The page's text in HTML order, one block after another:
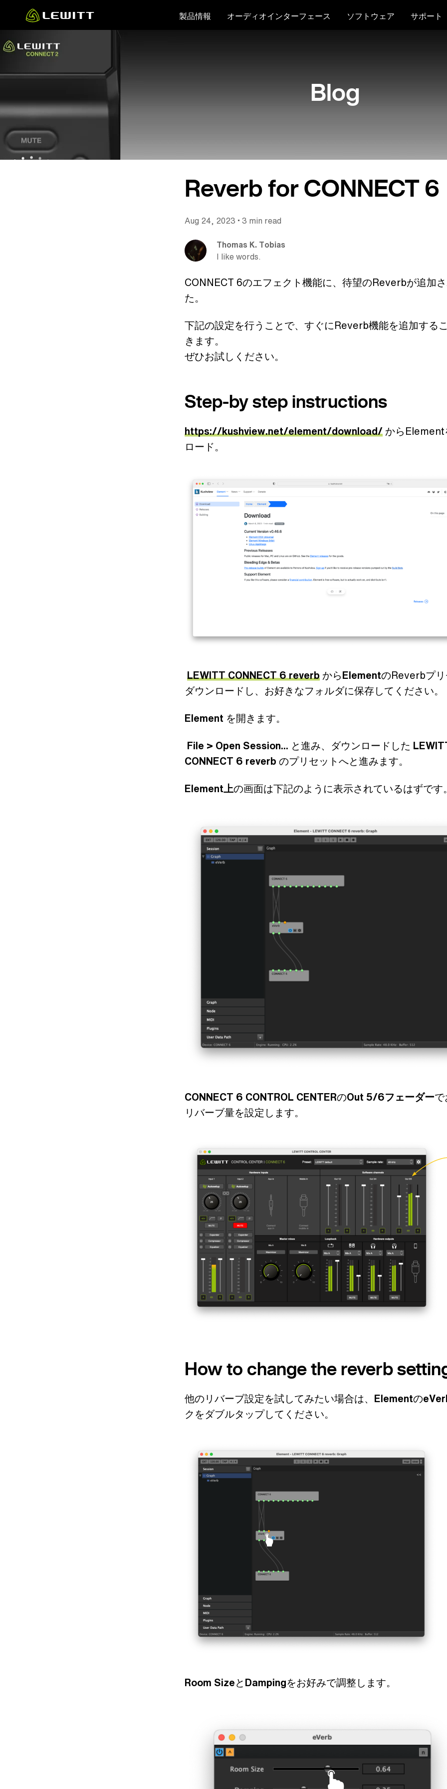
main
content
製品情報 オーディオインターフェース ソフトウェア サポート
Blog
Reverb for CONNECT 6
Aug 24, 2023 • 3 min read
Thomas K. Tobias
I like words.
CONNECT 6のエフェクト機能に、待望のReverbが追加
た。
下記の設定を行うことで、すぐにReverb機能を追加する
きます。
ぜひお試しください。
Step-by step instructions
https://kushview.net/element/download/ からElement
ロード。
LEWITT CONNECT 6 reverb からElementのReverbプ
ダウンロードし、お好きなフォルダに保存してください。
Element を開きます。
File > Open Session... と進み、ダウンロードした
CONNECT 6 reverb のプリセットへと進みます。
Element上の画面は下記のように表示されているはずで
CONNECT 6 CONTROL CENTERのOut 5/6フェーダー
リバーブ量を設定します。
How to change the reverb
他のリバーブ設定を試してみたい場合は、 Elementの
クをダブルタップしてください。
Room SizeとDampingをお好みで調整します。